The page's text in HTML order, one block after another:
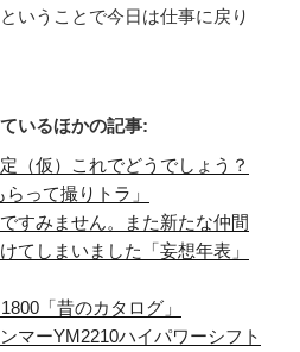
いうことで今日は仕事に戻り
いるほかの記事:
（仮）これでどうでしょう？
って撮りトラ」
すみません。また新たな仲間
てしまいました「妄想年表」
「昔のカタログ」
マーYM2210ハイパワーシフト